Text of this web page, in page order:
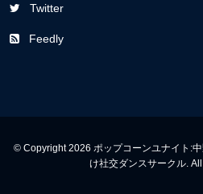
Twitter
Feedly
© Copyright 2026 ポップコーンユナイト:
け社交ダンスサークル.